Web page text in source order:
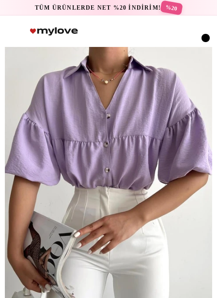
TÜM ÜRÜNLERDE NET %20 İNDİRİM! %20